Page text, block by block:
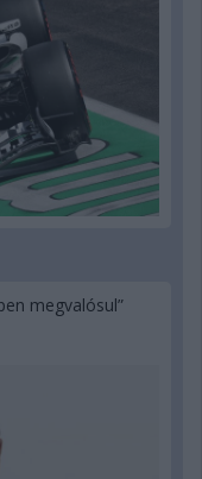
megvalósul”